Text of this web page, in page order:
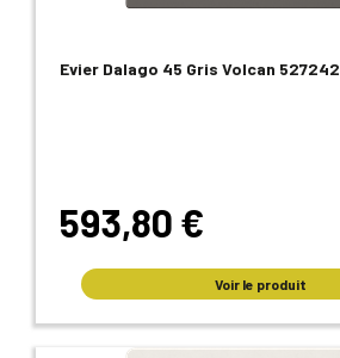
Evier Dalago 45 Gris Volcan 527242
593,80 €
Voir le produit